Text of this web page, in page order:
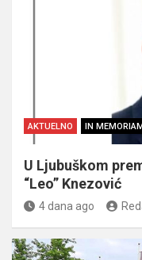
AKTUELNO IN
U Ljubuškom
“Leo” Knezović
4 dana ago